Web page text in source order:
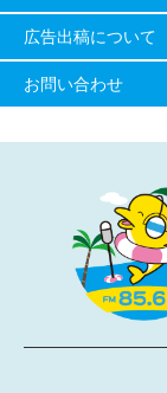
広告出稿について
お問い合わせ